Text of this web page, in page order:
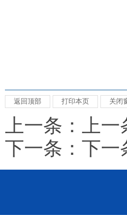
返回顶部 打印本页 关闭
上一条：上一
下一条：下一